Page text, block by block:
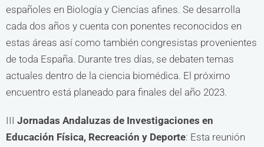
españoles en Biología y Ciencias afines. Se desarrolla
cada dos años y cuenta con ponentes reconocidos en
estas áreas así como también congresistas provenientes
de toda España. Durante tres días, se debaten temas
actuales dentro de la ciencia biomédica. El próximo
encuentro está planeado para finales del año 2023.
III Jornadas Andaluzas de Investigaciones en
Educación Física, Recreación y Deporte: Esta reunión